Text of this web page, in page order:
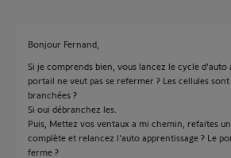
Bonjour Fernand,
Si je comprends bien, vous lancez le cycle d'auto
portail ne veut pas se refermer ? Les cellules
branchées ?
Si oui débranchez les.
Puis, Mettez vos ventaux a mi chemin, refaites
complète et relancez l'auto apprentissage ? Le
ferme ?